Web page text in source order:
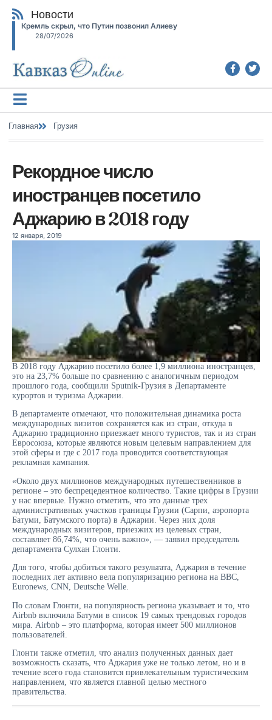
Новости
Кремль скрыл, что Путин позвонил Алиеву
28/07/2026
Главная Грузия
Рекордное число
иностранцев посетило
Аджарию в 2018 году
12 января, 2019
В 2018 году Аджарию посетило более 1,9 миллиона иностранцев,
это на 23,7% больше по сравнению с аналогичным периодом
прошлого года, сообщили Sputnik-Грузия в Департаменте
курортов и туризма Аджарии.
В департаменте отмечают, что положительная динамика роста
международных визитов сохраняется как из стран, откуда в
Аджарию традиционно приезжает много туристов, так и из стран
Евросоюза, которые являются новым целевым направлением для
этой сферы и где с 2017 года проводится соответствующая
рекламная кампания.
«Около двух миллионов международных путешественников в
регионе – это беспрецедентное количество. Такие цифры в Грузии
у нас впервые. Нужно отметить, что это данные трех
административных участков границы Грузии (Сарпи, аэропорта
Батуми, Батумского порта) в Аджарии. Через них доля
международных визитеров, приезжих из целевых стран,
составляет 86,74%, что очень важно», — заявил председатель
департамента Сулхан Глонти.
Для того, чтобы добиться такого результата, Аджария в течение
последних лет активно вела популяризацию региона на BBC,
Euronews, CNN, Deutsche Welle.
По словам Глонти, на популярность региона указывает и то, что
Airbnb включила Батуми в список 19 самых трендовых городов
мира. Airbnb – это платформа, которая имеет 500 миллионов
пользователей.
Глонти также отметил, что анализ полученных данных дает
возможность сказать, что Аджария уже не только летом, но и в
течение всего года становится привлекательным туристическим
направлением, что является главной целью местного
правительства.